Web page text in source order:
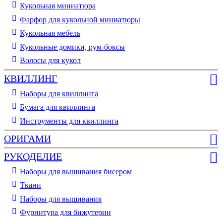
Кукольная миниатюра
Фарфор для кукольной миниатюры
Кукольная мебель
Кукольные домики, рум-боксы
Волосы для кукол
КВИЛЛИНГ
Наборы для квиллинга
Бумага для квиллинга
Инструменты для квиллинга
ОРИГАМИ
РУКОДЕЛИЕ
Наборы для вышивания бисером
Ткани
Наборы для вышивания
Фурнитура для бижутерии